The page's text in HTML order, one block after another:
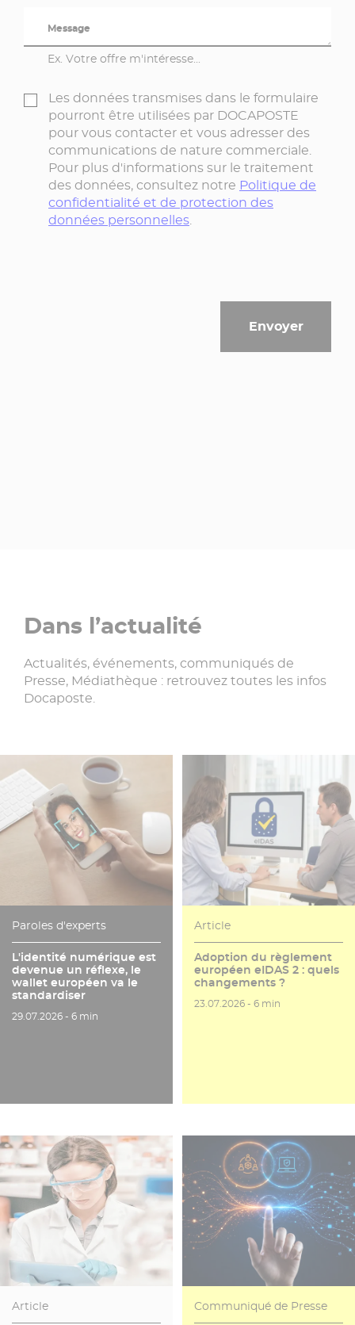
Message
Ex. Votre offre m'intéresse...
Les données transmises dans le formulaire
pourront être utilisées par DOCAPOSTE
pour vous contacter et vous adresser des
communications de nature commerciale.
Pour plus d'informations sur le traitement
des données, consultez notre Politique de
confidentialité et de protection des
données personnelles
Dans l’actualité
Actualités, événements, communiqués de
Presse, Médiathèque : retrouvez toutes les infos
Docaposte.
Paroles d'experts
L'identité numérique est
devenue un réflexe, le
wallet européen va le
standardiser
Date de publication
29.07.2026 - Temps de lecture
6 min
Article
Adoption du règlement
européen eIDAS 2 : quels
changements ?
Date de publication
23.07.2026 -Temps de lecture
6 min
Article Communiqué de Presse